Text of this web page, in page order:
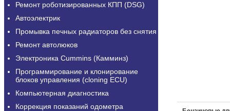
Ремонт роботизированных КПП (DSG)
Автоэлектрик
Промывка печных радиаторов без снятия
Ремонт автолюков
Электроника Cummins (Камминз)
Программирование и клонирование
блоков управления (cloning ECU)
Компьютерная диагностика
Коррекция показаний одометра